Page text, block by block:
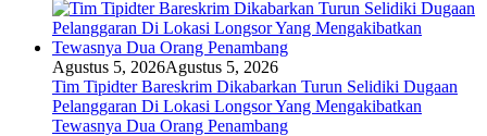
Agustus 5, 2026Agustus 5, 2026
Tim Tipidter Bareskrim Dikabarkan Turun Selidiki Dugaan
Pelanggaran Di Lokasi Longsor Yang Mengakibatkan
Tewasnya Dua Orang Penambang